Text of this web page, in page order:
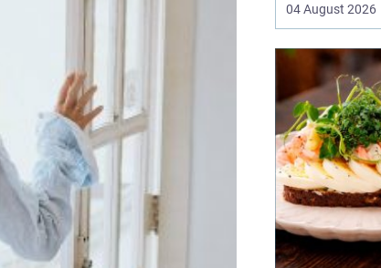
fagligt stærk
flere handler
kun om pris og
beliggenhed,
04 August 2026